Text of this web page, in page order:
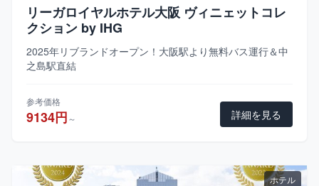
リーガロイヤルホテル大阪 ヴィニェットコレ
クション by IHG
2025年リブランドオープン！大阪駅より無料バス運行＆中
之島駅直結
参考価格
9134円～ 詳細を見る
ホテル